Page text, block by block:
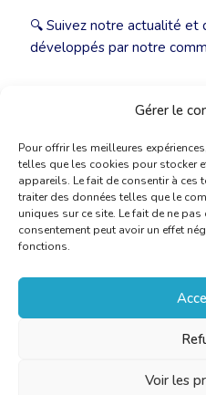
Gérer le
Pour offrir les meilleures
telles que les cookies pour stocker
appareils. Le fait de consentir à
traiter des données telles que le
uniques sur ce site. Le fait de ne
consentement peut avoir un effet
fonctions.
Voir les
🔍 Suivez notre actualité et
développés par notre